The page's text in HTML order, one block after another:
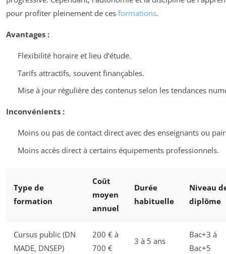
pour profiter pleinement de ces formations.
Avantages :
Flexibilité horaire et lieu d’étude.
Tarifs attractifs, souvent finançables.
Mise à jour régulière des contenus selon les tendances
Inconvénients :
Moins ou pas de contact direct avec des enseignants ou
Moins accès direct à certains équipements professionnels.
Type de
formation
Coût
moyen
annuel
Durée
habituelle
Niveau
diplôme
Cursus public (DN
MADE, DNSEP)
200 € à
700 €
3 à 5 ans
Bac+3 à
Bac+5